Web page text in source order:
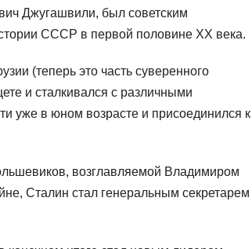
Джугашвили, был советским
СССР в первой половине XX века.
(теперь это часть суверенного
и сталкивался с различными
уже в юном возрасте и присоединился к
возглавляемой Владимиром
Сталин стал генеральным секретарем